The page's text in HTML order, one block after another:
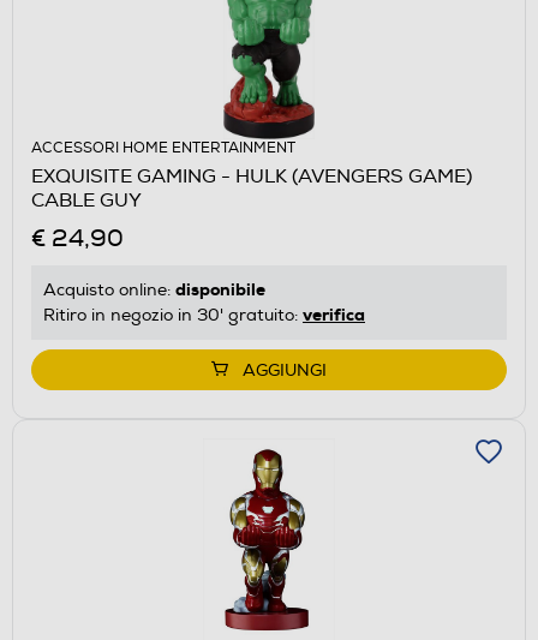
ACCESSORI HOME ENTERTAINMENT
EXQUISITE GAMING - HULK (AVENGERS GAME)
CABLE GUY
€ 24,90
Acquisto online: disponibile
Ritiro in negozio in 30' gratuito: verifica
AGGIUNGI